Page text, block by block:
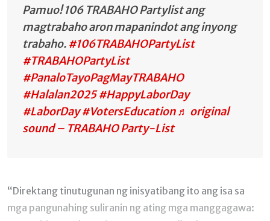
Pamuo! 106 TRABAHO Partylist ang
magtrabaho aron mapanindot ang inyong
trabaho. #106TRABAHOPartyList
#TRABAHOPartyList
#PanaloTayoPagMayTRABAHO
#Halalan2025 #HappyLaborDay
#LaborDay #VotersEducation ♬ original
sound – TRABAHO Party-List
“Direktang tinutugunan ng inisyatibang ito ang isa sa
mga pangunahing suliranin ng ating mga manggagawa: